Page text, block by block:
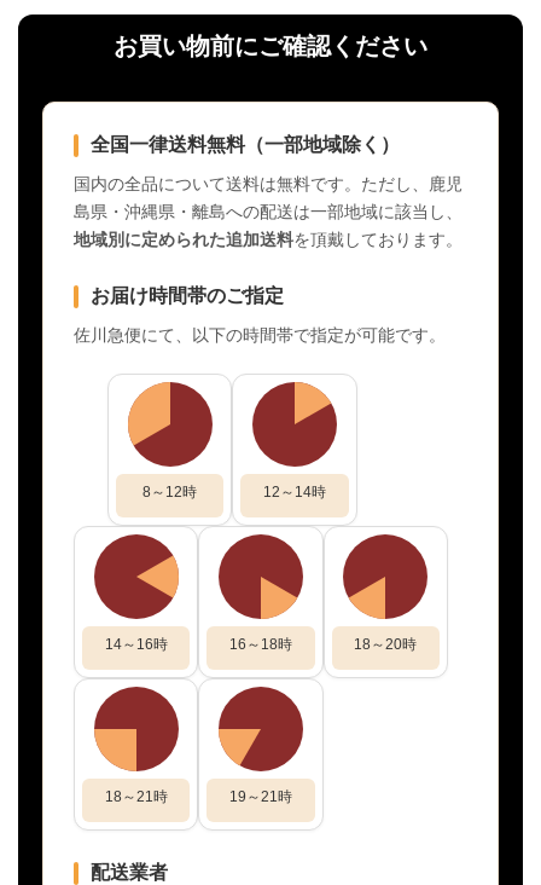
お買い物前にご確認ください
全国一律送料無料（一部地域除く）
国内の全品について送料は無料です。ただし、鹿児
島県・沖縄県・離島への配送は一部地域に該当し、
地域別に定められた追加送料を頂戴しております。
お届け時間帯のご指定
佐川急便にて、以下の時間帯で指定が可能です。
8～12時 12～14時
14～16時 16～18時 18～20時
18～21時 19～21時
配送業者